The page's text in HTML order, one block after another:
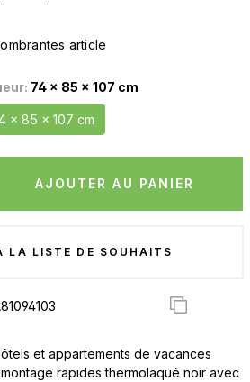
article
74 x 85 x 107 cm
x 85 x 107 cm
AJOUTER AU PANIER
LA LISTE DE SOUHAITS
et appartements de vacances
rapides thermolaqué noir avec